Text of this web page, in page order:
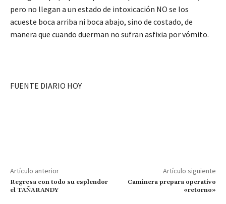
pero no llegan a un estado de intoxicación NO se los
acueste boca arriba ni boca abajo, sino de costado, de
manera que cuando duerman no sufran asfixia por vómito.
FUENTE DIARIO HOY
Artículo anterior
Regresa con todo su esplendor
el TAÑARANDY
Artículo siguiente
Caminera prepara operativo
«retorno»